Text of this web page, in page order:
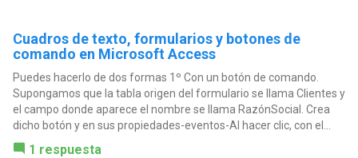
Cuadros de texto, formularios y botones de
comando en Microsoft Access
Puedes hacerlo de dos formas 1º Con un botón de comando.
Supongamos que la tabla origen del formulario se llama Clientes y
el campo donde aparece el nombre se llama RazónSocial. Crea
dicho botón y en sus propiedades-eventos-Al hacer clic, con el...
1 respuesta